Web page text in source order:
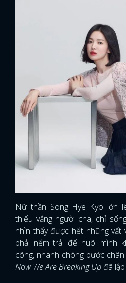
Nữ thần Song Hye Kyo lớn
thiếu vắng người cha, chỉ
nhìn thấy được hết những vất
phải nếm trải để nuôi mình
công, nhanh chóng bước
Now We Are Breaking Up đã